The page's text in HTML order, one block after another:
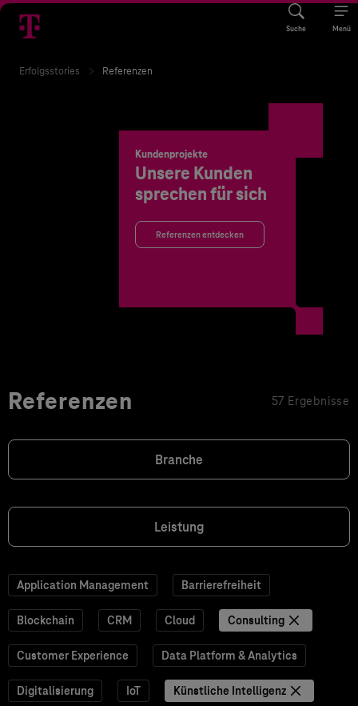
Suche Menü
Erfolgsstories Referenzen
Kundenprojekte
Unsere Kunden
sprechen für sich
Referenzen entdecken
Referenzen 57 Ergebnisse
Branche
Leistung
Application Management Barrierefreiheit
Blockchain CRM Cloud Consulting
Customer Experience Data Platform & Analytics
Digitalisierung IoT Künstliche Intelligenz